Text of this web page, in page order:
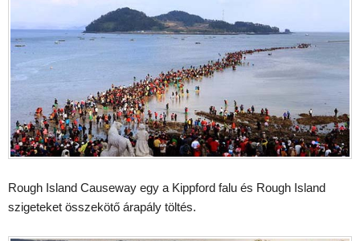
Rough Island Causeway egy a Kippford falu és Rough Island
szigeteket összekötő árapály töltés.